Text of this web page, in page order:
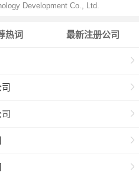
Development Co., Ltd.
热词 最新注册公司